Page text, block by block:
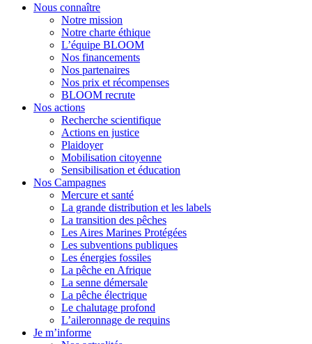
Nous connaître
Notre mission
Notre charte éthique
L’équipe BLOOM
Nos financements
Nos partenaires
Nos prix et récompenses
BLOOM recrute
Nos actions
Recherche scientifique
Actions en justice
Plaidoyer
Mobilisation citoyenne
Sensibilisation et éducation
Nos Campagnes
Mercure et santé
La grande distribution et les labels
La transition des pêches
Les Aires Marines Protégées
Les subventions publiques
Les énergies fossiles
La pêche en Afrique
La senne démersale
La pêche électrique
Le chalutage profond
L’aileronnage de requins
Je m’informe